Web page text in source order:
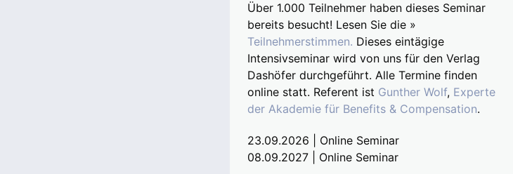
Über 1.000 Teilnehmer haben dieses Seminar
bereits besucht! Lesen Sie die »
Teilnehmerstimmen. Dieses eintägige
Intensivseminar wird von uns für den Verlag
Dashöfer durchgeführt. Alle Termine finden
online statt. Referent ist Gunther Wolf, Experte
der Akademie für Benefits & Compensation.
23.09.2026 | Online Seminar
08.09.2027 | Online Seminar